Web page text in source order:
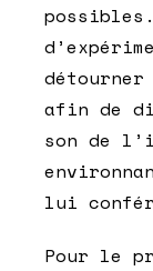
afin de
son de
lui
Pour le